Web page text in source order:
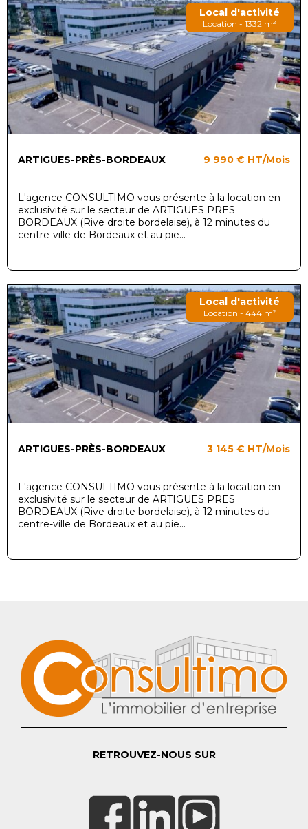
Local d'activité
Location - 1332 m²
ARTIGUES-PRÈS-BORDEAUX 9 990 € HT/Mois
L'agence CONSULTIMO vous présente à la location en
exclusivité sur le secteur de ARTIGUES PRES
BORDEAUX (Rive droite bordelaise), à 12 minutes du
centre-ville de Bordeaux et au pie...
Local d'activité
Location - 444 m²
ARTIGUES-PRÈS-BORDEAUX 3 145 € HT/Mois
L'agence CONSULTIMO vous présente à la location en
exclusivité sur le secteur de ARTIGUES PRES
BORDEAUX (Rive droite bordelaise), à 12 minutes du
centre-ville de Bordeaux et au pie...
RETROUVEZ-NOUS SUR